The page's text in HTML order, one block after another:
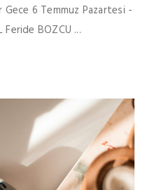
6 Temmuz Pazartesi -
Feride BOZCU ...